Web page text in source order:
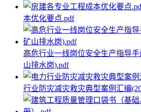
本优化要点.pdf
高危行业一线岗位安全生产指导
山排水岗).pdf
行业防灾减灾救灾典型案例汇编